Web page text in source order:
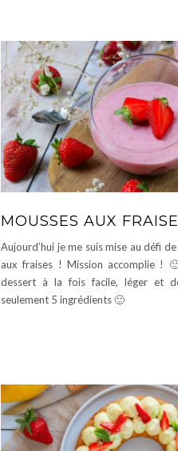
MOUSSES AUX
Aujourd’hui je me suis mise au défi
aux fraises ! Mission accomplie !
dessert à la fois facile, léger et
seulement 5 ingrédients 🙂